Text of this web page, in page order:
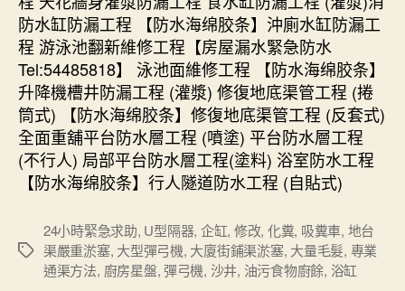
防水缸防漏工程 【防水海绵胶条】沖廁水缸防漏工
程 游泳池翻新維修工程【房屋漏水緊急防水
Tel:54485818】 泳池面維修工程 【防水海绵胶条】
升降機槽井防漏工程 (灌漿) 修復地底渠管工程 (捲
筒式) 【防水海绵胶条】修復地底渠管工程 (反套式)
全面重舖平台防水層工程 (噴塗) 平台防水層工程
(不行人) 局部平台防水層工程(塗料) 浴室防水工程
【防水海绵胶条】行人隧道防水工程 (自貼式)
Tags
24小時緊急求助, U型隔器, 企缸, 修改, 化糞, 吸糞車, 地台
渠嚴重淤塞, 大型彈弓機, 大廈街鋪渠淤塞, 大量毛髮, 專業
通渠方法, 廚房星盤, 彈弓機, 沙井, 油污食物廚餘, 浴缸